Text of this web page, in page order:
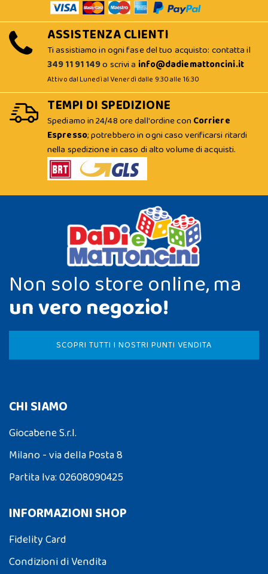
ASSISTENZA CLIENTI
Ti assistiamo in ogni fase del tuo acquisto: contatta il
349 11 91 149o scrivi a info@dadiemattoncini.it
Attivo dal Lunedì al Venerdì dalle 9:30 alle 16:30
TEMPI DI SPEDIZIONE
Spediamo in 24/48 ore dall'ordine con Corriere
Espresso; potrebbero in ogni caso verificarsi ritardi
nella spedizione in caso di alto volume di acquisti.
Non solo store online, ma
un vero negozio!
SCOPRI TUTTI I NOSTRI PUNTI VENDITA
CHI SIAMO
Giocabene S.r.l.
Milano - via della Posta 8
Partita Iva: 02608090425
INFORMAZIONI SHOP
Fidelity Card
Condizioni di Vendita